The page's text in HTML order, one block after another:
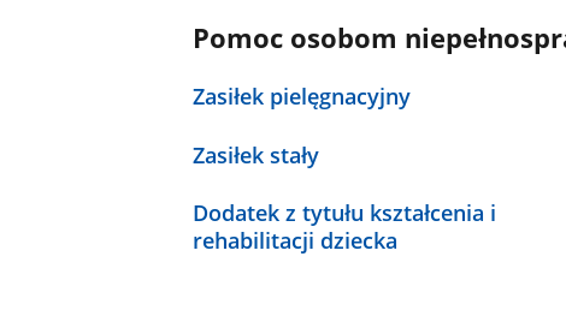
Pomoc osobom
Zasiłek pielęgnacyjny
Zasiłek stały
Dodatek z tytułu kształcenia i
rehabilitacji dziecka